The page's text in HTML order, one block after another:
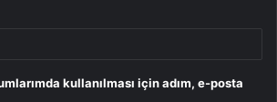
kullanılması için adım, e-posta